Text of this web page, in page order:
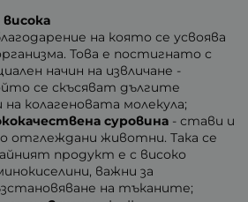
на която се усвоява
Това е постигнато с
начин на извличане -
се скъсяват дългите
колагеновата молекула;
суровина - стави и
отглеждани животни. Така се
продукт е с високо
важни за
на тъканите;